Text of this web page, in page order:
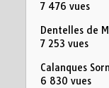
7 476 vues
Dentelles de
7 253 vues
Calanques
6 830 vues